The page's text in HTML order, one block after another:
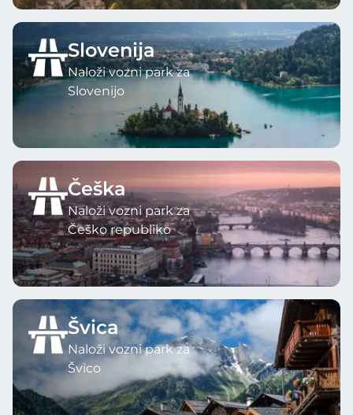
Slovenija
Naloži vozni park za
Slovenijo
Češka
Naloži vozni park za
Češko republiko
Švica
Naloži vozni park za
Švico